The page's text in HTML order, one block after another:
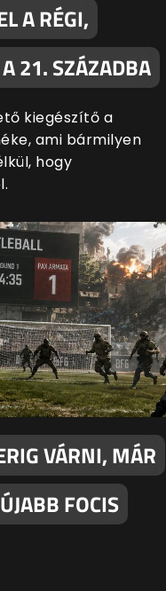
A RÉGI,
21. SZÁZADBA
kiegészítő a
ami bármilyen
hogy
VÁRNI, MÁR
FOCIS